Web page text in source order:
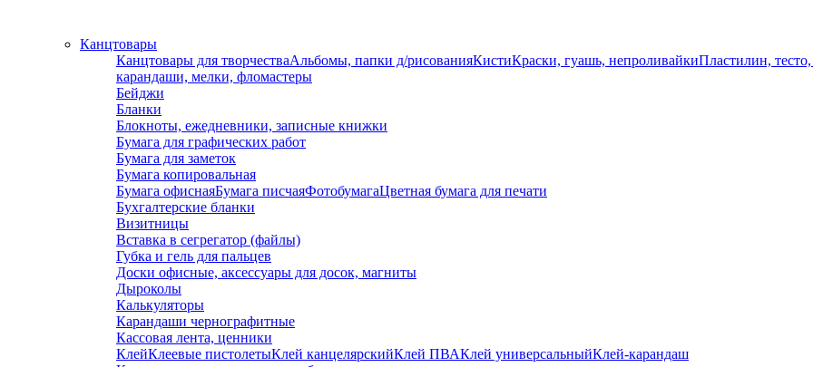
Канцтовары
Канцтовары для творчестваАльбомы, папки д/рисованияКистиКраски, гуашь, непроливайкиПластилин,
карандаши, мелки, фломастеры
Бейджи
Бланки
Блокноты, ежедневники, записные книжки
Бумага для графических работ
Бумага для заметок
Бумага копировальная
Бумага офиснаяБумага писчаяФотобумагаЦветная бумага для печати
Бухгалтерские бланки
Визитницы
Вставка в сегрегатор (файлы)
Губка и гель для пальцев
Доски офисные, аксессуары для досок, магниты
Дыроколы
Калькуляторы
Карандаши чернографитные
Кассовая лента, ценники
КлейКлеевые пистолетыКлей канцелярскийКлей ПВАКлей универсальныйКлей-карандаш